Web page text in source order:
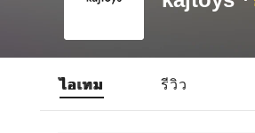
ไอเทม รีวิว